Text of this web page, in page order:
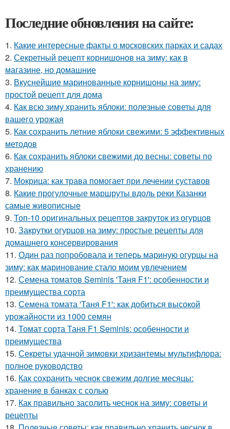
Последние обновления на сайте:
1. Какие интересные факты о московских парках и садах
2. Секретный рецепт корнишонов на зиму: как в
магазине, но домашние
3. Вкуснейшие маринованные корнишоны на зиму:
простой рецепт для дома
4. Как всю зиму хранить яблоки: полезные советы для
вашего урожая
5. Как сохранить летние яблоки свежими: 5 эффективных
методов
6. Как сохранить яблоки свежими до весны: советы по
хранению
7. Мокрица: как трава помогает при лечении суставов
8. Какие прогулочные маршруты вдоль реки Казанки
самые живописные
9. Топ-10 оригинальных рецептов закруток из огурцов
10. Закрутки огурцов на зиму: простые рецепты для
домашнего консервирования
11. Один раз попробовала и теперь мариную огурцы на
зиму: как маринование стало моим увлечением
12. Семена томатов Seminis 'Таня F1': особенности и
преимущества сорта
13. Семена томата 'Таня F1': как добиться высокой
урожайности из 1000 семян
14. Томат сорта Таня F1 Seminis: особенности и
преимущества
15. Секреты удачной зимовки хризантемы мультифлора:
полное руководство
16. Как сохранить чеснок свежим долгие месяцы:
хранение в банках с солью
17. Как правильно засолить чеснок на зиму: советы и
рецепты